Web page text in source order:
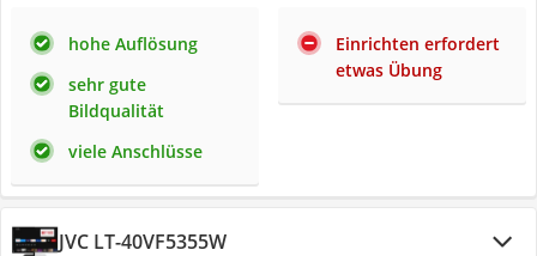
hohe Auflösung
sehr gute
Bildqualität
viele Anschlüsse
Einrichten erfordert
etwas Übung
JVC LT-40VF5355W